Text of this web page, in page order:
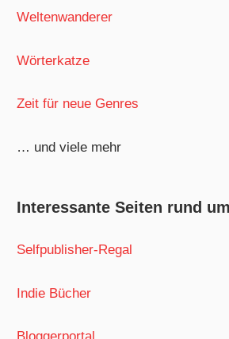
Weltenwanderer
Wörterkatze
Zeit für neue Genres
… und viele mehr
Interessante Seiten rund
Selfpublisher-Regal
Indie Bücher